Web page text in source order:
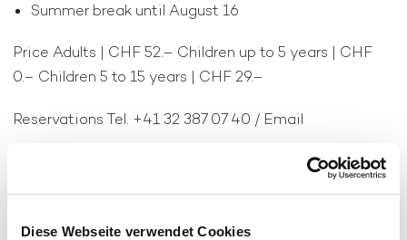
Diese Webseite verwendet Cookies
Summer break until August 16
Price Adults | CHF 52.– Children up to 5 years | CHF
0.– Children 5 to 15 years | CHF 29.–
Reservations Tel. +41 32 387 07 40 / Email
CHF
52